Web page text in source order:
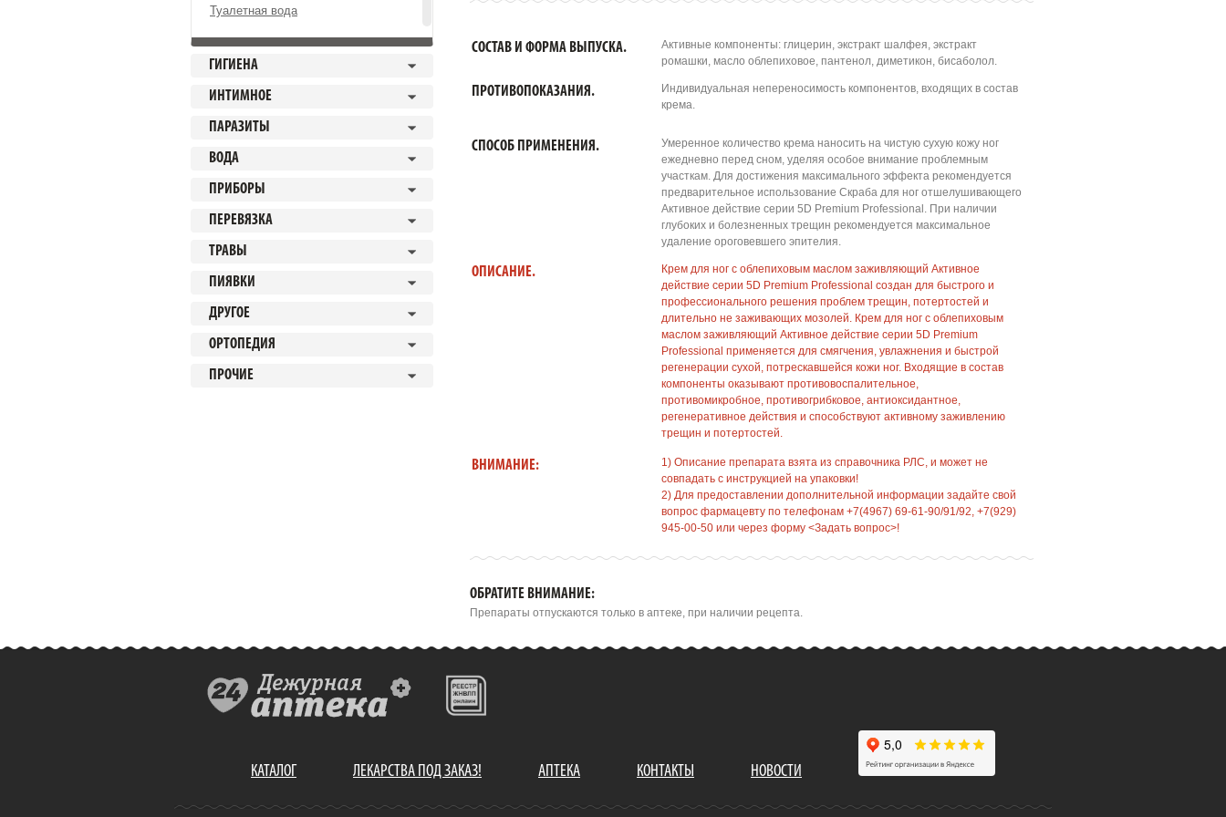
Туалетная вода
ГИГИЕНА
ИНТИМНОЕ
ПАРАЗИТЫ
ВОДА
ПРИБОРЫ
ПЕРЕВЯЗКА
ТРАВЫ
ПИЯВКИ
ДРУГОЕ
ОРТОПЕДИЯ
ПРОЧИЕ
СОСТАВ И ФОРМА ВЫПУСКА.
Активные компоненты: глицерин, экстракт шалфея, экстракт
ромашки, масло облепиховое, пантенол, диметикон, бисаболол.
ПРОТИВОПОКАЗАНИЯ.
Индивидуальная непереносимость компонентов, входящих в состав
крема.
СПОСОБ ПРИМЕНЕНИЯ.
Умеренное количество крема наносить на чистую сухую кожу ног
ежедневно перед сном, уделяя особое внимание проблемным
участкам. Для достижения максимального эффекта рекомендуется
предварительное использование Скраба для ног отшелушивающего
Активное действие серии 5D Premium Professional. При наличии
глубоких и болезненных трещин рекомендуется максимальное
удаление ороговевшего эпителия.
ОПИСАНИЕ.
Крем для ног с облепиховым маслом заживляющий Активное
действие серии 5D Premium Professional создан для быстрого и
профессионального решения проблем трещин, потертостей и
длительно не заживающих мозолей. Крем для ног с облепиховым
маслом заживляющий Активное действие серии 5D Premium
Professional применяется для смягчения, увлажнения и быстрой
регенерации сухой, потрескавшейся кожи ног. Входящие в состав
компоненты оказывают противовоспалительное,
противомикробное, противогрибковое, антиоксидантное,
регенеративное действия и способствуют активному заживлению
трещин и потертостей.
ВНИМАНИЕ:
1) Описание препарата взята из справочника РЛС, и может не
совпадать с инструкцией на упаковки!
2) Для предоставлении дополнительной информации задайте свой
вопрос фармацевту по телефонам +7(4967) 69-61-90/91/92, +7(929)
945-00-50 или через форму <Задать вопрос>!
ОБРАТИТЕ ВНИМАНИЕ:
Препараты отпускаются только в аптеке, при наличии рецепта.
КАТАЛОГ ЛЕКАРСТВА ПОД ЗАКАЗ! АПТЕКА КОНТАКТЫ НОВОСТИ